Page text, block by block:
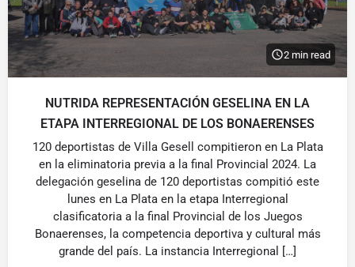
2 min read
NUTRIDA REPRESENTACIÓN GESELINA EN LA
ETAPA INTERREGIONAL DE LOS BONAERENSES
120 deportistas de Villa Gesell compitieron en La Plata
en la eliminatoria previa a la final Provincial 2024. La
delegación geselina de 120 deportistas compitió este
lunes en La Plata en la etapa Interregional
clasificatoria a la final Provincial de los Juegos
Bonaerenses, la competencia deportiva y cultural más
grande del país. La instancia Interregional […]